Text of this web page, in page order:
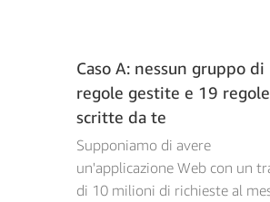
Caso A: nessun gruppo di
regole gestite e 19 regole
scritte da te
Supponiamo di avere
un'applicazione Web con un
di 10 milioni di richieste al